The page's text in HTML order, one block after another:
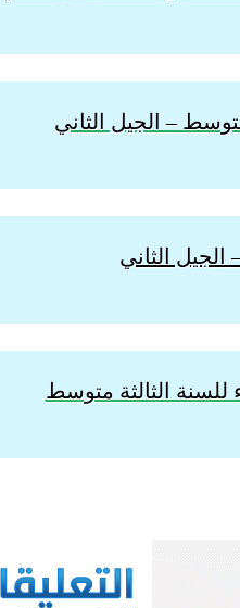
– الجيل الثاني
الثاني
للسنة الثالثة متوسط